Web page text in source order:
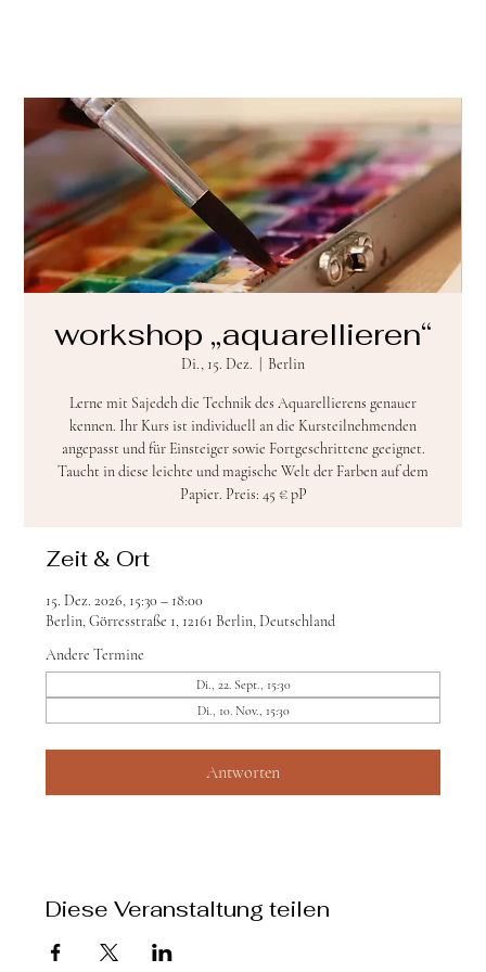
workshop „aquarellieren“
Di., 15. Dez. Berlin
Lerne mit Sajedeh die Technik des Aquarellierens genauer
kennen. Ihr Kurs ist individuell an die Kursteilnehmenden
angepasst und für Einsteiger sowie Fortgeschrittene geeignet.
Taucht in diese leichte und magische Welt der Farben auf dem
Papier. Preis: 45 € pP
Zeit & Ort
15. Dez. 2026, 15:30 – 18:00
Berlin, Görresstraße 1, 12161 Berlin, Deutschland
Andere Termine
Di., 22. Sept., 15:30
Di., 10. Nov., 15:30
Antworten
Diese Veranstaltung teilen